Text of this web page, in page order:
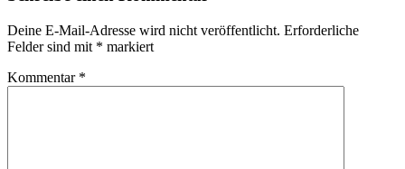
Deine E-Mail-Adresse wird nicht veröffentlicht. Erforderliche
Felder sind mit * markiert
Kommentar *